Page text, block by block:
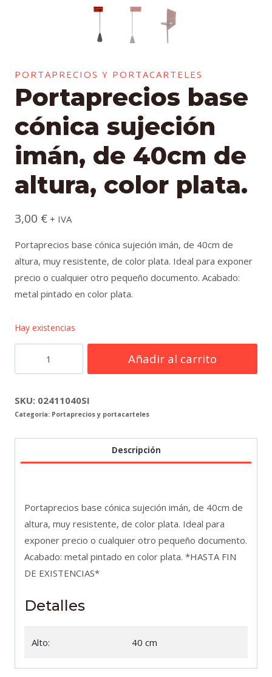
PORTAPRECIOS Y PORTACARTELES
Portaprecios base
cónica sujeción
imán, de 40cm de
altura, color plata.
3,00 € + IVA
Portaprecios base cónica sujeción imán, de 40cm de
altura, muy resistente, de color plata. Ideal para exponer
precio o cualquier otro pequeño documento. Acabado:
metal pintado en color plata.
Hay existencias
sujeción
imán,
de
cantidad
Añadir al carrito
SKU: 02411040SI
Categoría: Portaprecios y portacarteles
Descripción
Portaprecios base cónica sujeción imán, de 40cm de
altura, muy resistente, de color plata. Ideal para
exponer precio o cualquier otro pequeño documento.
Acabado: metal pintado en color plata. *HASTA FIN
DE EXISTENCIAS*
Detalles
Alto: 40 cm